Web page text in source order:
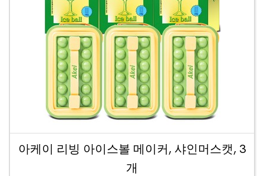
아케이 리빙 아이스볼 메이커, 샤인머스캣, 3
개